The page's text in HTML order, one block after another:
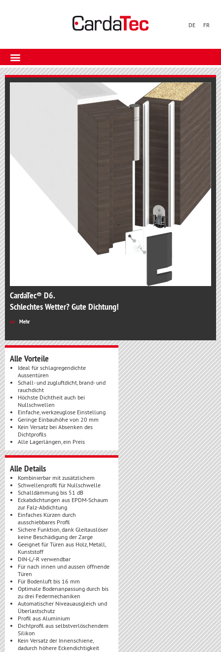
DE FR
CardaTec® D6.
Schlechtes Wetter? Gute Dichtung!
Mehr
Alle Vorteile
Ideal für schlagregendichte
Aussentüren
Schall- und zugluftdicht, brand- und
rauchdicht
Höchste Dichtheit auch bei
Nullschwellen
Einfache, werkzeuglose Einstellung
Geringe Einbauhöhe von 20 mm
Kein Versatz bei Absenken des
Dichtprofils
Alle Lagerlängen, ein Preis
Alle Details
Kombinierbar mit zusätzlichem
Schwellenprofil für Nullschwelle
Schalldämmung bis 51 dB
Eckabdichtungen aus EPDM-Schaum
zur Falz-Abdichtung
Einfaches Kürzen durch
ausschiebbares Profil
Sichere Funktion, dank Gleitauslöser
keine Beschädigung der Zarge
Geeignet für Türen aus Holz, Metall,
Kunststoff
DIN-L/-R verwendbar
Für nach innen und aussen öffnende
Türen
Für Bodenluft bis 16 mm
Optimale Bodenanpassung durch bis
zu drei Federmechaniken
Automatischer Niveauausgleich und
Überlastschutz
Profil aus Aluminium
Dichtprofil aus selbstverlöschendem
Silikon
Kein Versatz der Innenschiene,
dadurch höhere Eckendichtigkeit